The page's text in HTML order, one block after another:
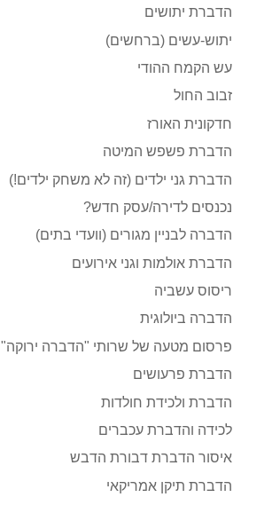
הדברת יתושים
יתוש-עשים (ברחשים)
עש הקמח ההודי
זבוב החול
חדקונית האורז
הדברת פשפש המיטה
הדברת גני ילדים (זה לא משחק ילדים!)
נכנסים לדירה/עסק חדש?
הדברה לבניין מגורים (וועדי בתים)
הדברת אולמות וגני אירועים
ריסוס עשביה
הדברה ביולוגית
פרסום מטעה של שרותי "הדברה ירוקה"
הדברת פרעושים
הדברת ולכידת חולדות
לכידה והדברת עכברים
איסור הדברת דבורת הדבש
הדברת תיקן אמריקאי